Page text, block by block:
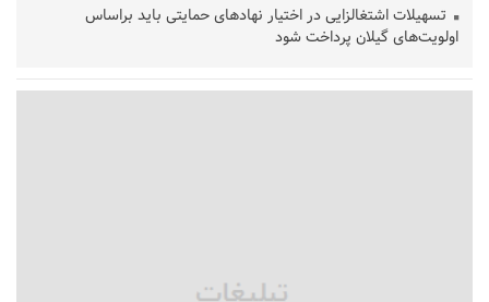
تسهیلات اشتغالزایی در اختیار نهادهای حمایتی باید براساس
اولویت‌های گیلان پرداخت شود
قلعه‌نویی مشخص شد